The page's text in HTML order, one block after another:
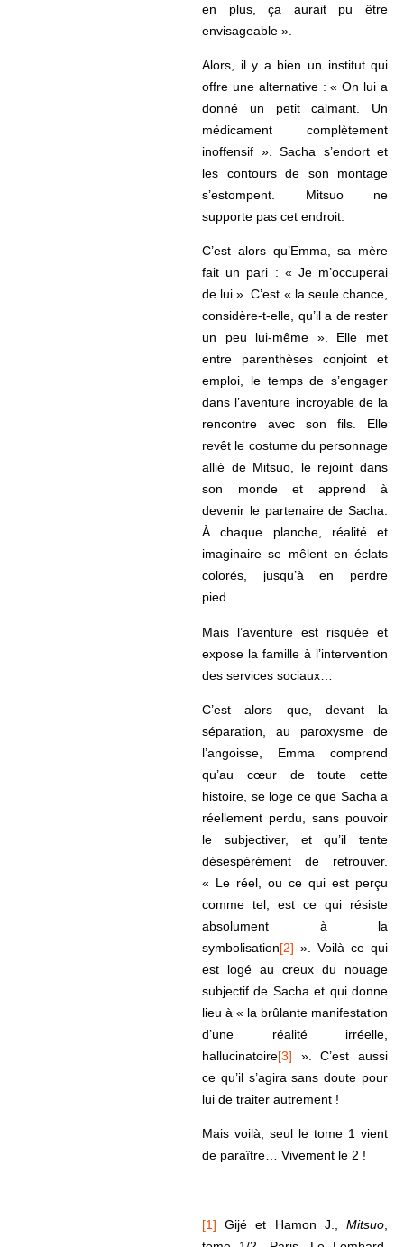
en plus, ça aurait pu être
envisageable ».
Alors, il y a bien un institut qui
offre une alternative : « On lui a
donné un petit calmant. Un
médicament complètement
inoffensif ». Sacha s’endort et
les contours de son montage
s’estompent. Mitsuo ne
supporte pas cet endroit.
C’est alors qu’Emma, sa mère
fait un pari : « Je m’occuperai
de lui ». C’est « la seule chance,
considère-t-elle, qu’il a de rester
un peu lui-même ». Elle met
entre parenthèses conjoint et
emploi, le temps de s’engager
dans l’aventure incroyable de la
rencontre avec son fils. Elle
revêt le costume du personnage
allié de Mitsuo, le rejoint dans
son monde et apprend à
devenir le partenaire de Sacha.
À chaque planche, réalité et
imaginaire se mêlent en éclats
colorés, jusqu’à en perdre
pied…
Mais l’aventure est risquée et
expose la famille à l’intervention
des services sociaux…
C’est alors que, devant la
séparation, au paroxysme de
l’angoisse, Emma comprend
qu’au cœur de toute cette
histoire, se loge ce que Sacha a
réellement perdu, sans pouvoir
le subjectiver, et qu’il tente
désespérément de retrouver.
« Le réel, ou ce qui est perçu
comme tel, est ce qui résiste
absolument à la
symbolisation[2] ». Voilà ce qui
est logé au creux du nouage
subjectif de Sacha et qui donne
lieu à « la brûlante manifestation
d’une réalité irréelle,
hallucinatoire[3] ». C’est aussi
ce qu’il s’agira sans doute pour
lui de traiter autrement !
Mais voilà, seul le tome 1 vient
de paraître… Vivement le 2 !
[1] Gijé et Hamon J.,Mitsuo,